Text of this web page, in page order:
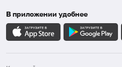
В приложении удобнее